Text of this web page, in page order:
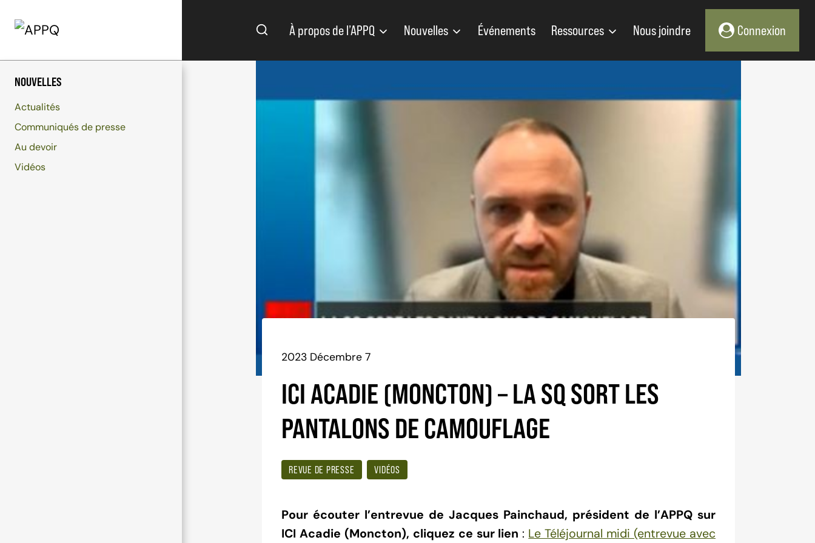
À propos de l’APPQ Nouvelles Événements Ressources Nous joindre Connexion
REVUE DE PRESSE VIDÉOS
ICI ACADIE (MONCTON) – LA SQ SORT LES
PANTALONS DE CAMOUFLAGE
2023 Décembre 7
Pour écouter l’entrevue de Jacques Painchaud, président de l’APPQ sur
ICI Acadie (Moncton), cliquez ce sur lien : Le Téléjournal midi (entrevue avec
NOUVELLES
Actualités
Communiqués de presse
Au devoir
Vidéos